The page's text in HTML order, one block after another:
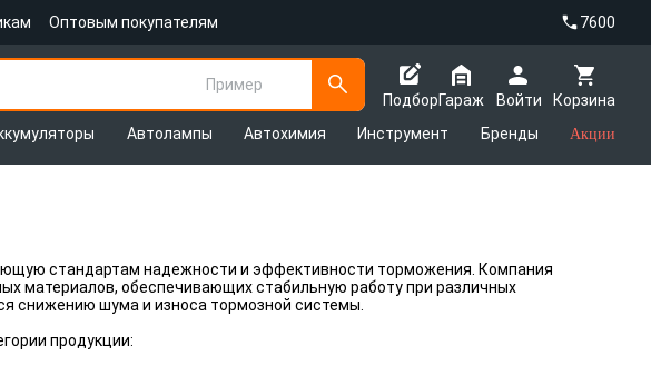
Оптовым покупателям 7600
Пример
Подбор
Корзина
Гараж
Войти
Автолампы Автохимия Инструмент Бренды Акции
стандартам надежности и эффективности торможения. Компания
материалов, обеспечивающих стабильную работу при различных
снижению шума и износа тормозной системы.
продукции: